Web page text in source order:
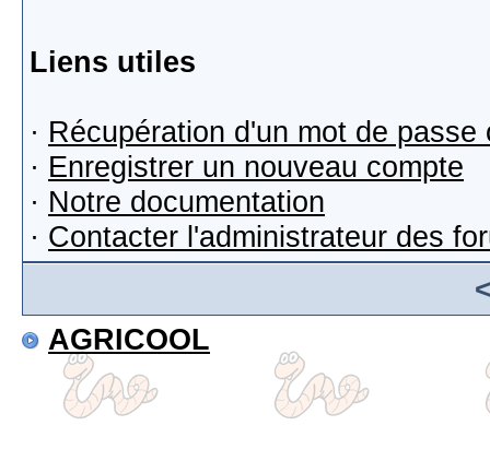
Liens utiles
· Récupération d'un mot de passe
· Enregistrer un nouveau compte
· Notre documentation
· Contacter l'administrateur des
AGRICOOL